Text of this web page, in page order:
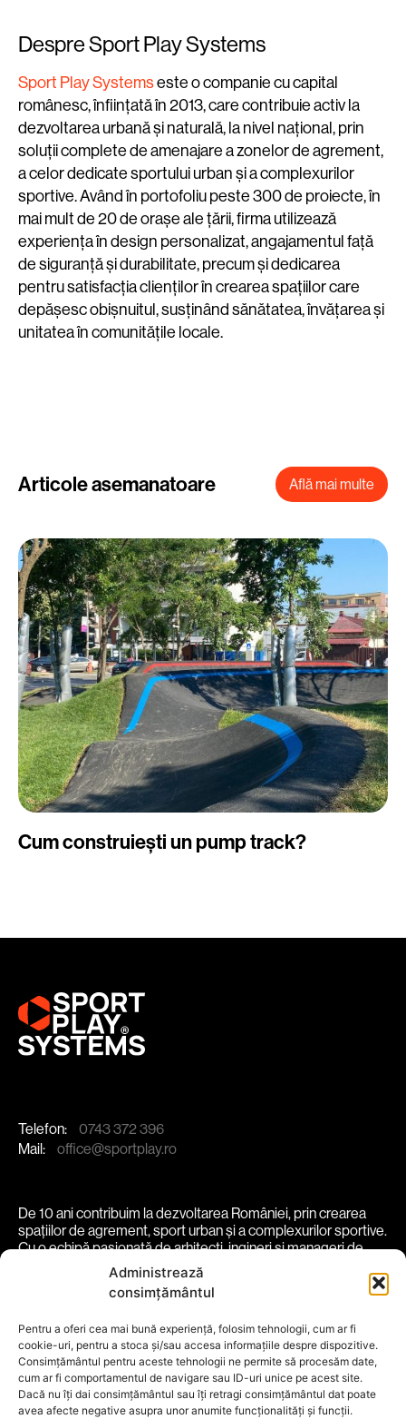
Administrează
consimțământul
Pentru a oferi cea mai bună experiență, folosim tehnologii, cum ar fi
cookie-uri, pentru a stoca și/sau accesa informațiile despre dispozitive.
Consimțământul pentru aceste tehnologii ne permite să procesăm date,
cum ar fi comportamentul de navigare sau ID-uri unice pe acest site.
Dacă nu îți dai consimțământul sau îți retragi consimțământul dat poate
avea afecte negative asupra unor anumite funcționalități și funcții.
Despre Sport Play Systems
Sport Play Systemseste o companie cu capital
românesc, înființată în 2013, care contribuie activ la
dezvoltarea urbană și naturală, la nivel național, prin
soluții complete de amenajare a zonelor de agrement,
a celor dedicate sportului urban și a complexurilor
sportive. Având în portofoliu peste 300 de proiecte, în
mai mult de 20 de orașe ale țării, firma utilizează
experiența în design personalizat, angajamentul față
de siguranță și durabilitate, precum și dedicarea
pentru satisfacția clienților în crearea spațiilor care
depășesc obișnuitul, susținând sănătatea, învățarea și
unitatea în comunitățile locale.
Articole asemanatoare Află mai multe
Cum construiești un pump track?
Telefon:
0743 372 396
Mail:
office@sportplay.ro
De 10 ani contribuim la dezvoltarea României, prin crearea
spațiilor de agrement, sport urban și a complexurilor sportive.
Cu o echipă pasionată de arhitecți, ingineri și manageri de
proiect, transformăm spații în experiențe vibrante și
despre noisoluțiiproiectecomunitateparteneri
blogcontact
Termeni și conditiiPolitică Cookie
Politică de Confidențialitate